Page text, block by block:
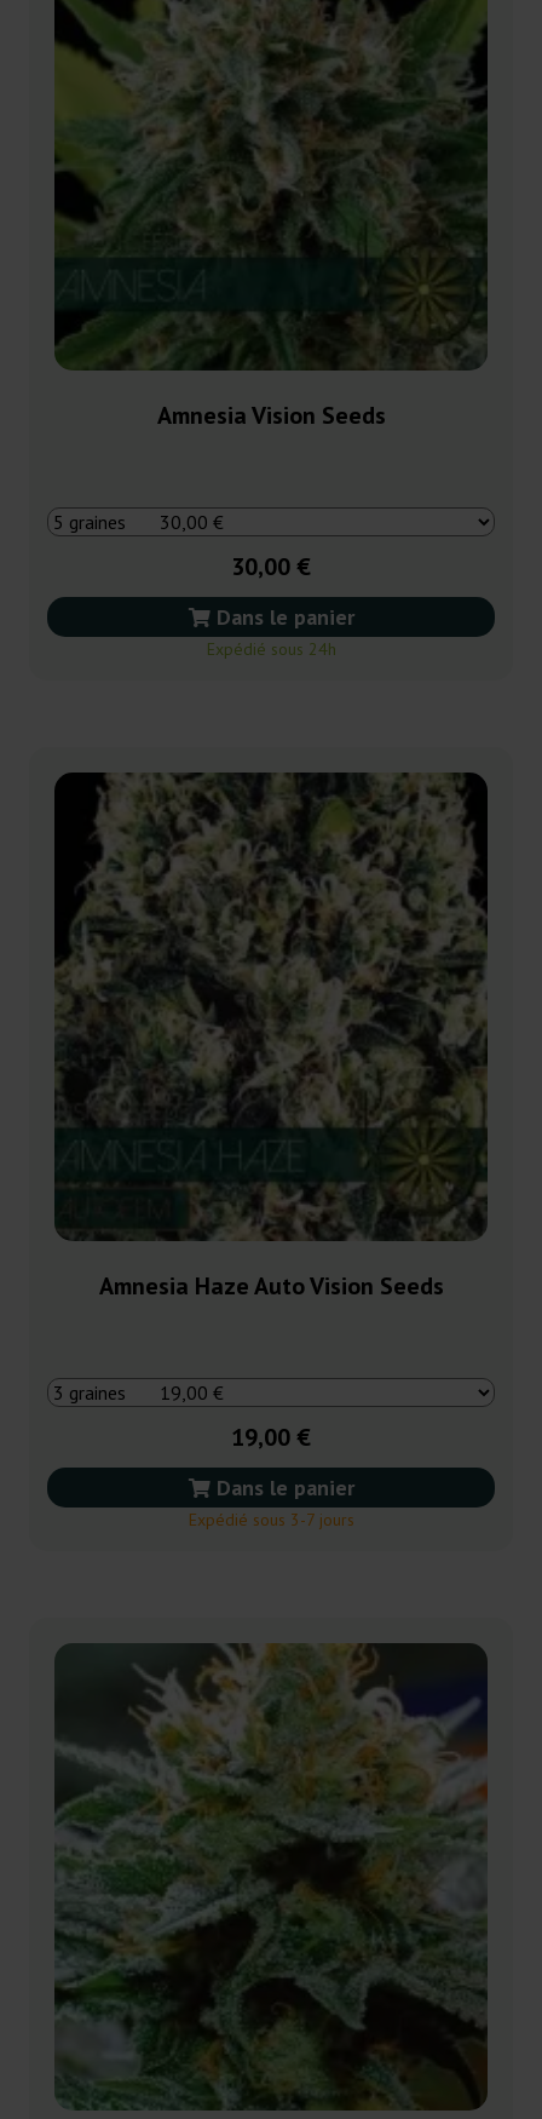
Amnesia Vision Seeds
30,00 €
Dans le panier
Expédié sous 24h
Amnesia Haze Auto Vision Seeds
19,00 €
Dans le panier
Expédié sous 3-7 jours